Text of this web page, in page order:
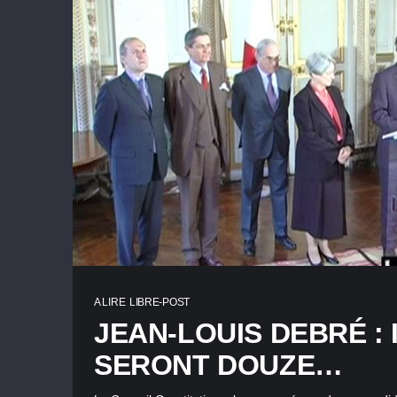
A LIRE LIBRE-POST
JEAN-LOUIS DEBRÉ :
SERONT DOUZE…